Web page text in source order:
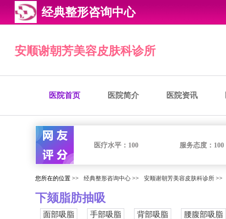
经典整形咨询中心
安顺谢朝芳美容皮肤科诊所
医院首页 医院简介 医院资讯
医疗水平： 100 服务态度： 100
您所在的位置 >> 经典整形咨询中心 >> 安顺谢朝芳美容皮肤科诊所 >>
下颏脂肪抽吸
面部吸脂 手部吸脂 背部吸脂 腰腹部吸脂